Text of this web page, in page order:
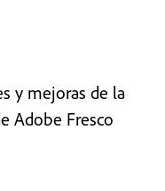
y mejoras de la
Adobe Fresco